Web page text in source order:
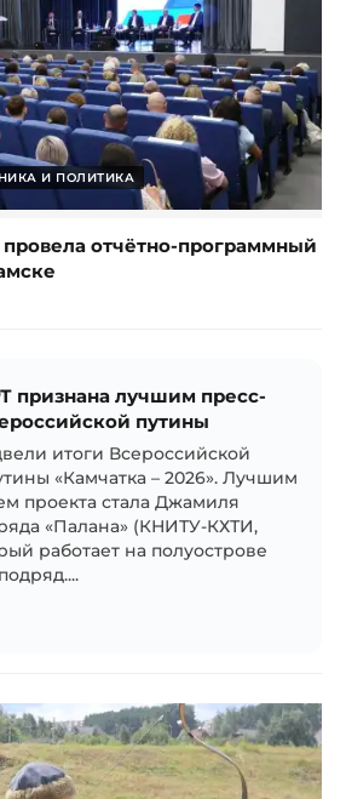
И ПОЛИТИКА
отчётно-программный
признана лучшим пресс-
путины
итоги Всероссийской
«Камчатка – 2026». Лучшим
проекта стала Джамиля
«Палана» (КНИТУ-КХТИ,
работает на полуострове